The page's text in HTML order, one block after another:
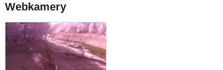
Webkamery